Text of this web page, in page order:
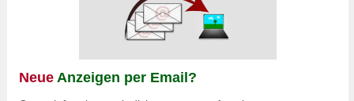
Neue Anzeigen per Email?